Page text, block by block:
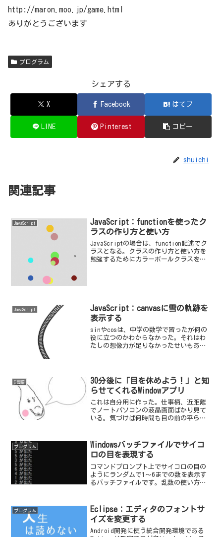
http://maron.moo.jp/game.html
ありがとうございます
プログラム
シェアする
X Facebook はてブ
LINE Pinterest コピー
shuichi
関連記事
JavaScript
JavaScript：functionを使ったク
ラスの作り方と使い方
JavaScriptの場合は、function記述でク
ラスとなる。クラスの作り方と使い方を
勉強するためにカラーボールクラスを作
JavaScript
JavaScript：canvasに雪の軌跡を
表示する
sinやcosは、中学の数学で習ったが何の
役に立つのかわからなかった。それはわ
たしの想像力が足りなかったせいもあ
プルを見る
C言語
30分後に「目を休めよう！」と知
らせてくれるWindowアプリ
これは自分用に作った。仕事柄、近距離
でノートパソコンの液晶画面ばかり見て
いる。気づけば何時間も目の前の平らな
だ。
プログラム
Windowsバッチファイルでサイコ
ロの目を表現する
コマンドプロンプト上でサイコロの目の
ようにランダムで1～6までの数を表示す
るバッチファイルです。乱数の使い方サ
プログラム
Eclipse：エディタのフォントサ
イズを変更する
Android開発に使う統合開発環境である